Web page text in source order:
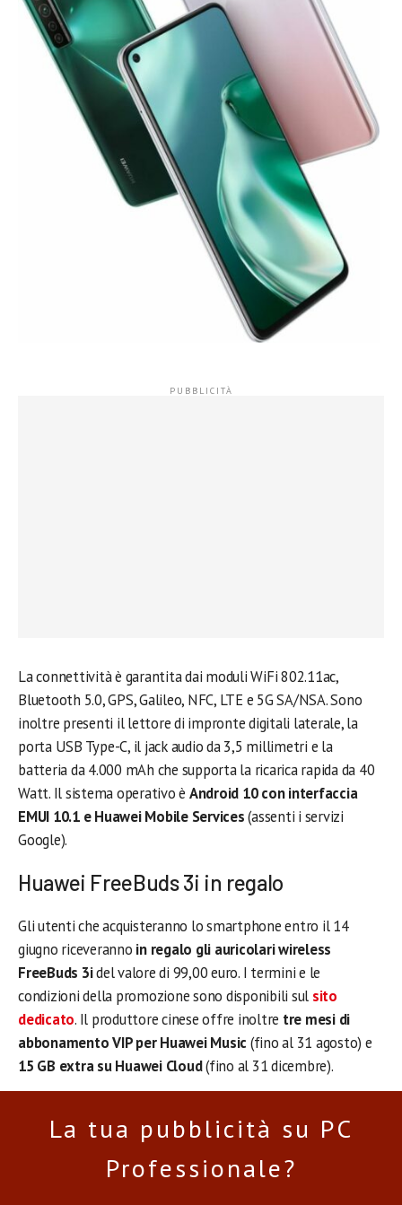
La connettività è garantita dai moduli WiFi 802.11ac,
Bluetooth 5.0, GPS, Galileo, NFC, LTE e 5G SA/NSA. Sono
inoltre presenti il lettore di impronte digitali laterale, la
porta USB Type-C, il jack audio da 3,5 millimetri e la
batteria da 4.000 mAh che supporta la ricarica rapida da 40
Watt. Il sistema operativo è Android 10 con interfaccia
EMUI 10.1 e Huawei Mobile Services(assenti i servizi
Google).
Huawei FreeBuds 3i in regalo
Gli utenti che acquisteranno lo smartphone entro il 14
giugno riceveranno in regalo gli auricolari wireless
FreeBuds 3idel valore di 99,00 euro. I termini e le
condizioni della promozione sono disponibili sul sito
dedicato. Il produttore cinese offre inoltre tre mesi di
abbonamento VIP per Huawei Music (fino al 31 agosto) e
15 GB extra su Huawei Cloud(fino al 31 dicembre).
La tua pubblicità su PC
Professionale?